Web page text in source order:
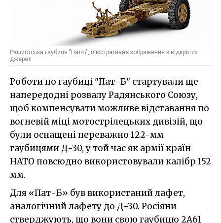
Рашистська гаубиця "Пат-Б", ілюстративне зображення з відкритих
джерел
Роботи по гаубиці "Пат-Б" стартували ще
напередодні розвалу Радянського Союзу,
щоб компенсувати можливе відставання по
вогневій міці мотострілецьких дивізій, що
були оснащені переважно 122-мм
гаубицями Д-30, у той час як армії країн
НАТО повсюдно використовували калібр 152
мм.
Для «Пат-Б» був використаний лафет,
аналогічний лафету до Д-30. Росіяни
стверджують, що вони свою гаубицю 2А61